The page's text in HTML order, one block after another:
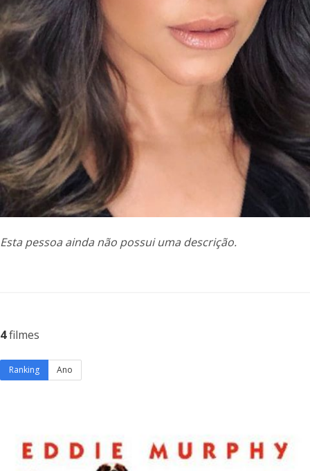
Esta pessoa ainda não possui uma descrição.
4filmes
Ranking Ano